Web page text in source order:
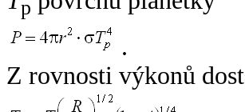
p
.
Z rovnosti výkonů